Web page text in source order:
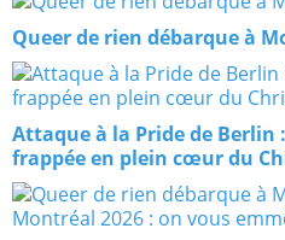
Queer de rien débarque à
Attaque à la Pride de
frappée en plein cœur du